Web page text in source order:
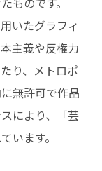
いたグラフィ
主義や反権力
り、メトロポ
無許可で作品
により、「芸
います。